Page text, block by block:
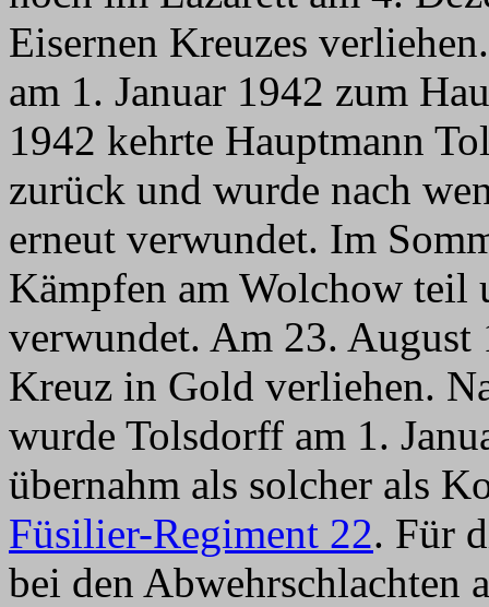
Eisernen Kreuzes
am 1. Januar 1942 zum
1942 kehrte Hauptmann
zurück und wurde nach
erneut verwundet. Im
Kämpfen am Wolchow teil
verwundet. Am 23. August
Kreuz in Gold verliehen.
wurde Tolsdorff am 1.
übernahm als solcher als
Füsilier-Regiment 22. Für
bei den Abwehrschlachten